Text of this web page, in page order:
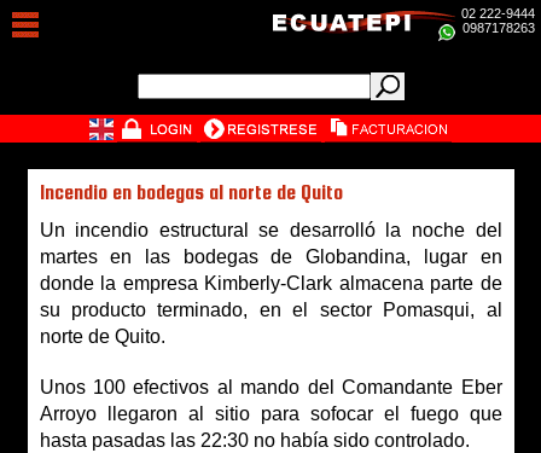
02 222-9444
0987178263
Incendio en bodegas al norte de Quito
Un incendio estructural se desarrolló la noche del
martes en las bodegas de Globandina, lugar en
donde la empresa Kimberly-Clark almacena parte de
su producto terminado, en el sector Pomasqui, al
norte de Quito.
Unos 100 efectivos al mando del Comandante Eber
Arroyo llegaron al sitio para sofocar el fuego que
hasta pasadas las 22:30 no había sido controlado.